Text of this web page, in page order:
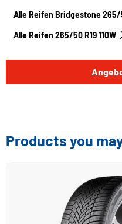
Alle Reifen Bridgestone 265/
Alle Reifen‎ 265/50 R19 110W
Products you